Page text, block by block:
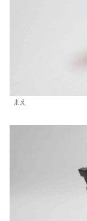
まえ